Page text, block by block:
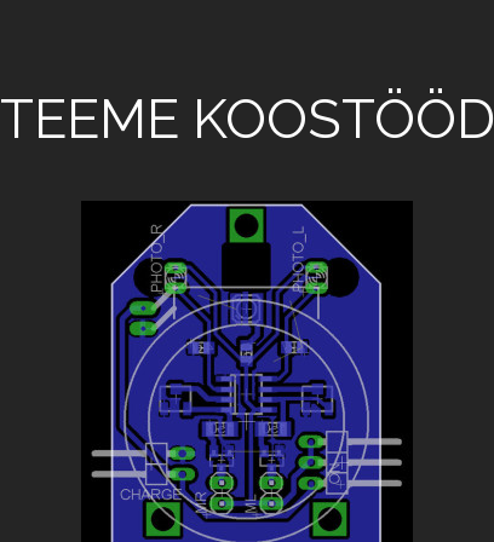
TEEME KOOSTÖÖD